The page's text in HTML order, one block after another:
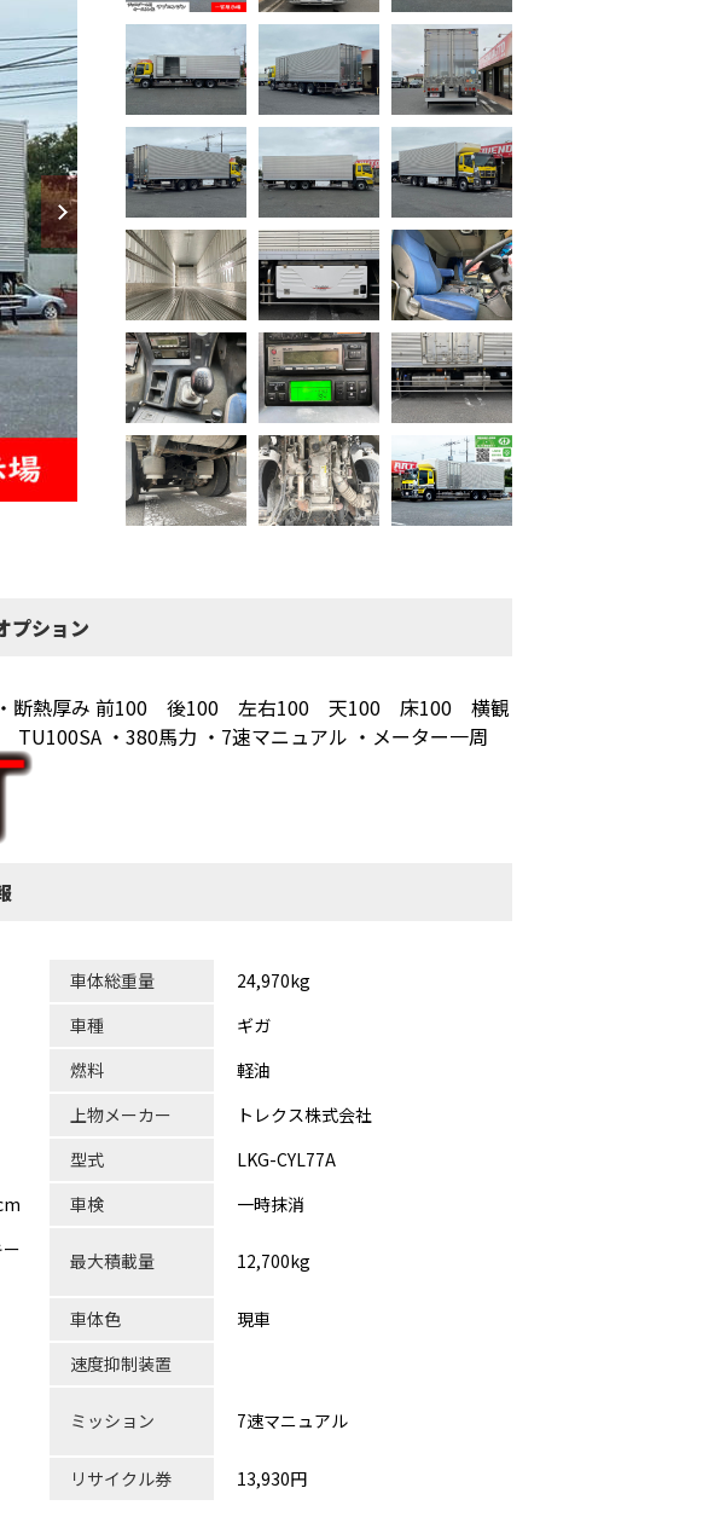
ション
・断熱厚み 前100 後100 左右100 天100 床100 横観
・380馬力 ・7速マニュアル ・メーター一周
車体総重量
24,970kg
車種
ギガ
燃料
軽油
上物メーカー
トレクス株式会社
型式
LKG-CYL77A
車検 一時抹消
最大積載量 12,700kg
車体色
現車
速度抑制装置
ミッション 7速マニュアル
リサイクル券
13,930円